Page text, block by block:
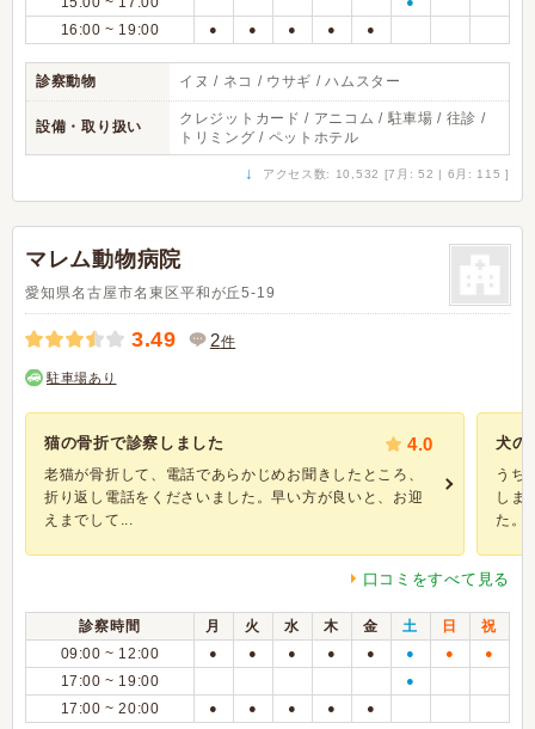
16:00 ~ 19:00 ● ● ● ● ●
診察動物 イヌ / ネコ / ウサギ / ハムスター
設備・取り扱い
クレジットカード / アニコム / 駐車場 / 往診 /
トリミング / ペットホテル
↓ アクセス数: 10,532 [7月: 52 | 6月: 115 ]
マレム動物病院
愛知県名古屋市名東区平和が丘5-19
3.49 2件
駐車場あり
猫の骨折で診察しました 4.0
老猫が骨折して、電話であらかじめお聞きしたところ、
折り返し電話をくださいました。早い方が良いと、お迎
えまでして...
犬の
うち
しま
た。
口コミをすべて見る
診察時間 月 火 水 木 金 土 日
祝
09:00 ~ 12:00
● ● ● ● ● ● ● ●
17:00 ~ 19:00 ●
17:00 ~ 20:00 ● ● ● ● ●